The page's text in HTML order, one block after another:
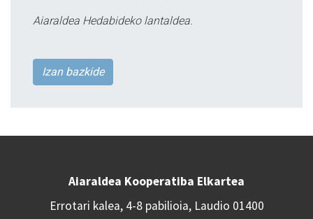
Aiaraldea Hedabideko lantaldea.
Izan bazkide
Aiaraldea Kooperatiba Elkartea
Errotari kalea, 4-8 pabilioia, Laudio 01400